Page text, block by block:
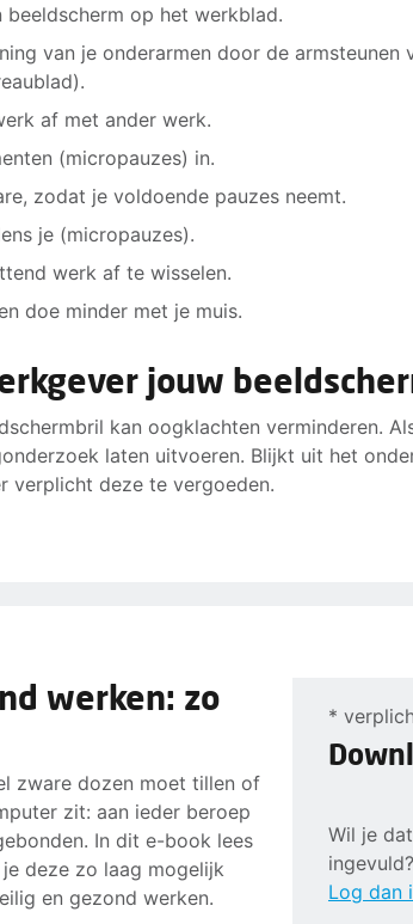
op het werkblad.
van je onderarmen door de armsteunen
af met ander werk.
(micropauzes) in.
zodat je voldoende pauzes neemt.
je (micropauzes).
werk af te wisselen.
doe minder met je muis.
jouw
kan oogklachten verminderen.
laten uitvoeren. Blijkt uit het
verplicht deze te vergoeden.
werken: zo
zware dozen moet tillen of
zit: aan ieder beroep
In dit e-book lees
deze zo laag mogelijk
en gezond werken.
*
Wil je
ingevuld?
Log dan